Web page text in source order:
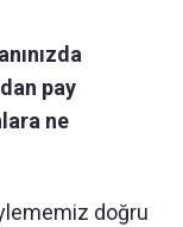
pay
ne
doğru